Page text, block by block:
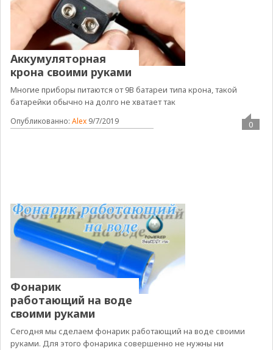
Аккумуляторная
крона своими руками
Многие приборы питаются от 9В батареи типа крона, такой
батарейки обычно на долго не хватает так
Опубликованно: Alex 9/7/2019 0
Фонарик
работающий на воде
своими руками
Сегодня мы сделаем фонарик работающий на воде своими
руками. Для этого фонарика совершенно не нужны ни